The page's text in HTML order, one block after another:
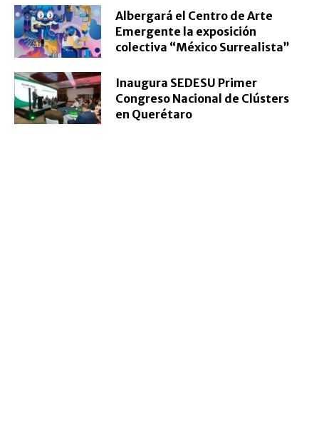
Albergará el Centro de Arte
Emergente la exposición
colectiva “México Surrealista”
Inaugura SEDESU Primer
Congreso Nacional de Clústers
en Querétaro